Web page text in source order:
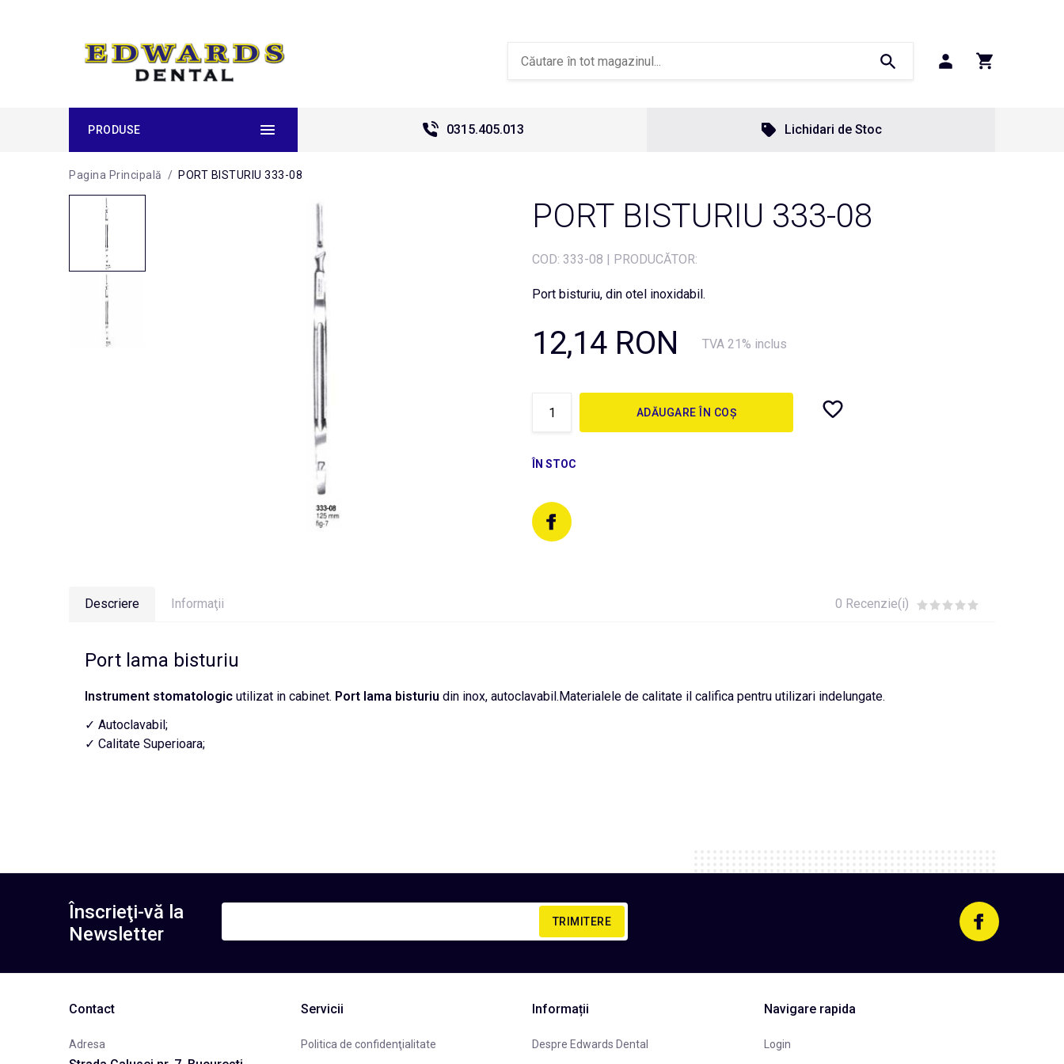
PRODUSE 0315.405.013 Lichidari de Stoc
Pagina Principală / PORT BISTURIU 333-08
PORT BISTURIU 333-08
COD: 333-08 | PRODUCĂTOR:
Port bisturiu, din otel inoxidabil.
12,14 RON TVA 21% inclus
ADĂUGARE ÎN COȘ
ÎN STOC
Descriere Informaţii 0 Recenzie(i)
Port lama bisturiu
Instrument stomatologic utilizat in cabinet. Port lama bisturiu din inox, autoclavabil.Materialele de calitate il califica pentru utilizari indelungate.
✓ Autoclavabil;
✓ Calitate Superioara;
Înscrieţi-vă la
Newsletter
TRIMITERE
Contact
Adresa
Servicii
Politica de confidenţialitate
Informații
Despre Edwards Dental
Navigare rapida
Login